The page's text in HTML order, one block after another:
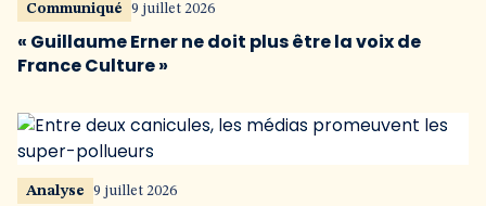
Communiqué 9 juillet 2026
« Guillaume Erner ne doit plus être la voix de
France Culture »
Analyse 9 juillet 2026